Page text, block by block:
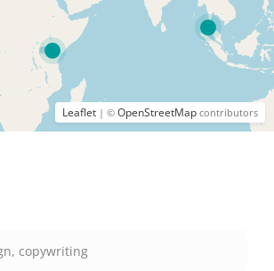
Leaflet | © OpenStreetMap contributors